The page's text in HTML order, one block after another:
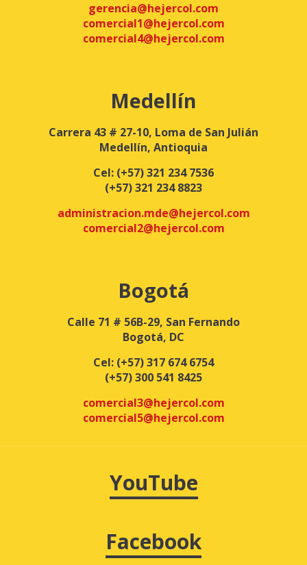
gerencia@hejercol.com
comercial1@hejercol.com
comercial4@hejercol.com
Medellín
Carrera 43 # 27-10, Loma de San Julián
Medellín, Antioquia
Cel: (+57) 321 234 7536
(+57) 321 234 8823
administracion.mde@hejercol.com
comercial2@hejercol.com
Bogotá
Calle 71 # 56B-29, San Fernando
Bogotá, DC
Cel: (+57) 317 674 6754
(+57) 300 541 8425
comercial3@hejercol.com
comercial5@hejercol.com
YouTube
Facebook